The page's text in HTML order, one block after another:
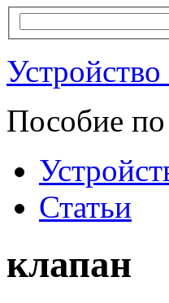
Пособие по
Статьи
клапан